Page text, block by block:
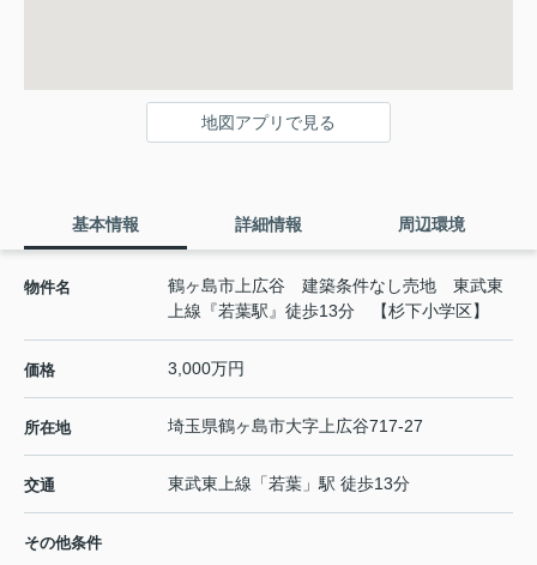
地図アプリで見る
基本情報 詳細情報 周辺環境
物件名
鶴ヶ島市上広谷 建築条件なし売地 東武東
上線『若葉駅』徒歩13分 【杉下小学区】
価格 3,000万円
所在地 埼玉県鶴ヶ島市大字上広谷717-27
交通 東武東上線 「若葉 」駅 徒歩13分
その他条件